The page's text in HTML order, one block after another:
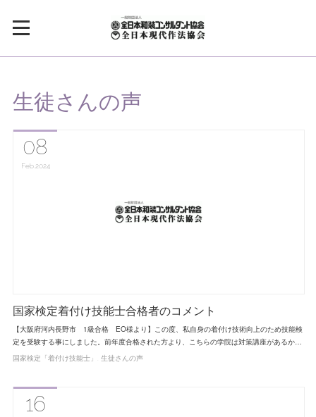
生徒さんの声
国家検定着付け技能士合格者のコメント
【大阪府河内長野市 1級合格 EO様より】この度、私自身の着付け技術向上のため技能検
定を受験する事にしました。前年度合格された方より、こちらの学院は対策講座があるか…
08
Feb 2024
国家検定「着付け技能士」 生徒さんの声
16